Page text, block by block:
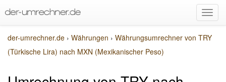
der-umrechner.de › Währungen › Währungsumrechner von TRY
(Türkische Lira) nach MXN (Mexikanischer Peso)